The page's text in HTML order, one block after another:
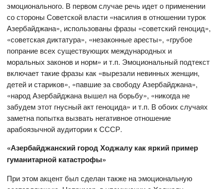
эмоционального. В первом случае речь идет о применении
со стороны Советской власти «насилия в отношении турок
Азербайджана», использованы фразы «советский геноцид»,
«советская диктатура», «незаконные аресты», «грубое
попрание всех существующих международных и
моральных законов и норм» и т.п. Эмоциональный подтекст
включает такие фразы как «вырезали невинных женщин,
детей и стариков», «павшие за свободу Азербайджана»,
«народ Азербайджана вышел на борьбу», «никогда не
забудем этот гнусный акт геноцида» и т.п. В обоих случаях
заметна попытка вызвать негативное отношение
арабоязычной аудитории к СССР.
«Азербайджанский город Ходжалу как яркий пример
гуманитарной катастрофы»
При этом акцент был сделан также на эмоциональную